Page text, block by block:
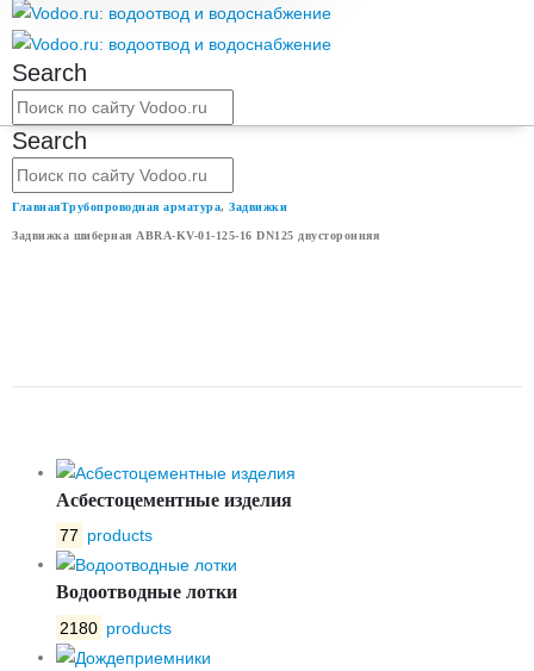
Search
Search
ГлавнаяТрубопроводная арматура, Задвижки
Задвижка шиберная ABRA-KV-01-125-16 DN125 двусторонняя
Асбестоцементные изделия
77 products
Водоотводные лотки
2180 products